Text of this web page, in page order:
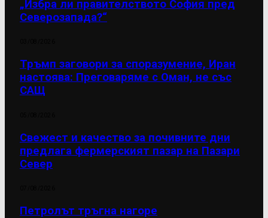
„Избра ли правителството София пред
Северозапада?“
Тръмп заговори за споразумение, Иран
настоява: Преговаряме с Оман, не със
САЩ
Свежест и качество за почивните дни
предлага фермерският пазар на Пазари
Север
Петролът тръгна нагоре